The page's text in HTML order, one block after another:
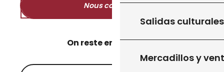
Salidas culturales
Mercadillos y
Nous contacter
On reste en contact ?